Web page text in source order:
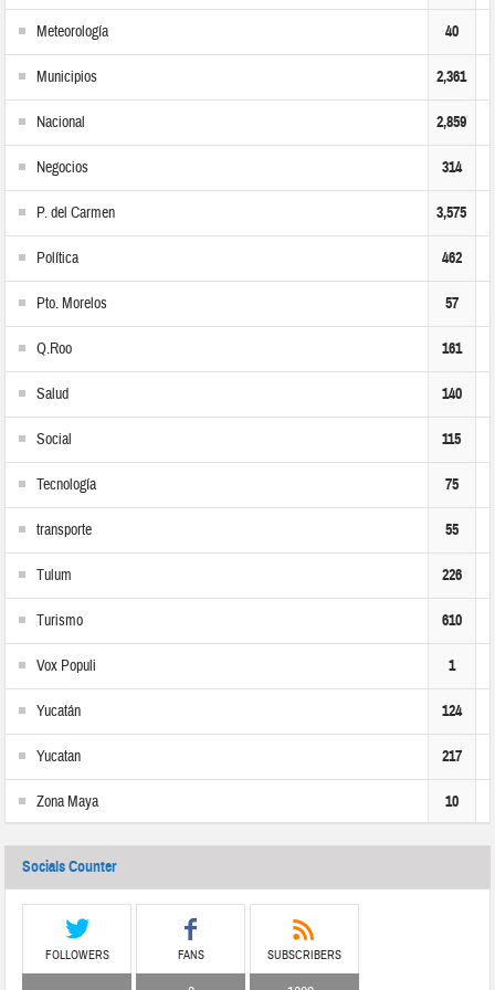
Meteorología 40
Municipios 2,361
Nacional 2,859
Negocios 314
P. del Carmen 3,575
Política 462
Pto. Morelos 57
Q.Roo 161
Salud 140
Social 115
Tecnología 75
transporte 55
Tulum 226
Turismo 610
Vox Populi 1
Yucatán 124
Yucatan 217
Zona Maya 10
Socials Counter
FOLLOWERS FANS SUBSCRIBERS